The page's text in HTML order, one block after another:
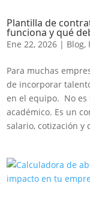
Plantilla de
funciona y qué
Ene 22, 2026 | Blog,
Para muchas
de incorporar
en el equipo. No
académico. Es un
salario, cotización y